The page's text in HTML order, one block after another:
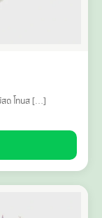
สด โทนส […]